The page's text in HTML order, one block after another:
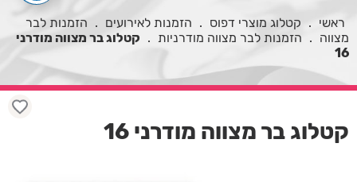
ראשי . קטלוג מוצרי דפוס . הזמנות לאירועים . הזמנות לבר
מצווה . הזמנות לבר מצווה מודרניות . קטלוג בר מצווה מודרני
16
קטלוג בר מצווה מודרני 16